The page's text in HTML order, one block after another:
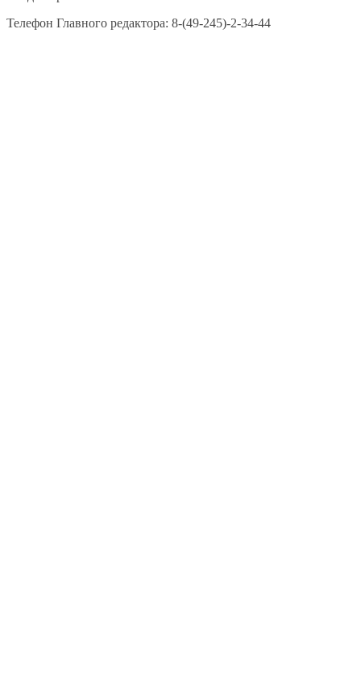
Телефон Главного редактора: 8-(49-245)-2-34-44